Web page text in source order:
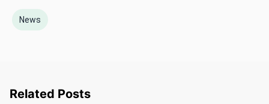
News
Related Posts